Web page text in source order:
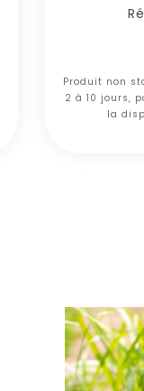
Produit non
2 à 10 jours,
la